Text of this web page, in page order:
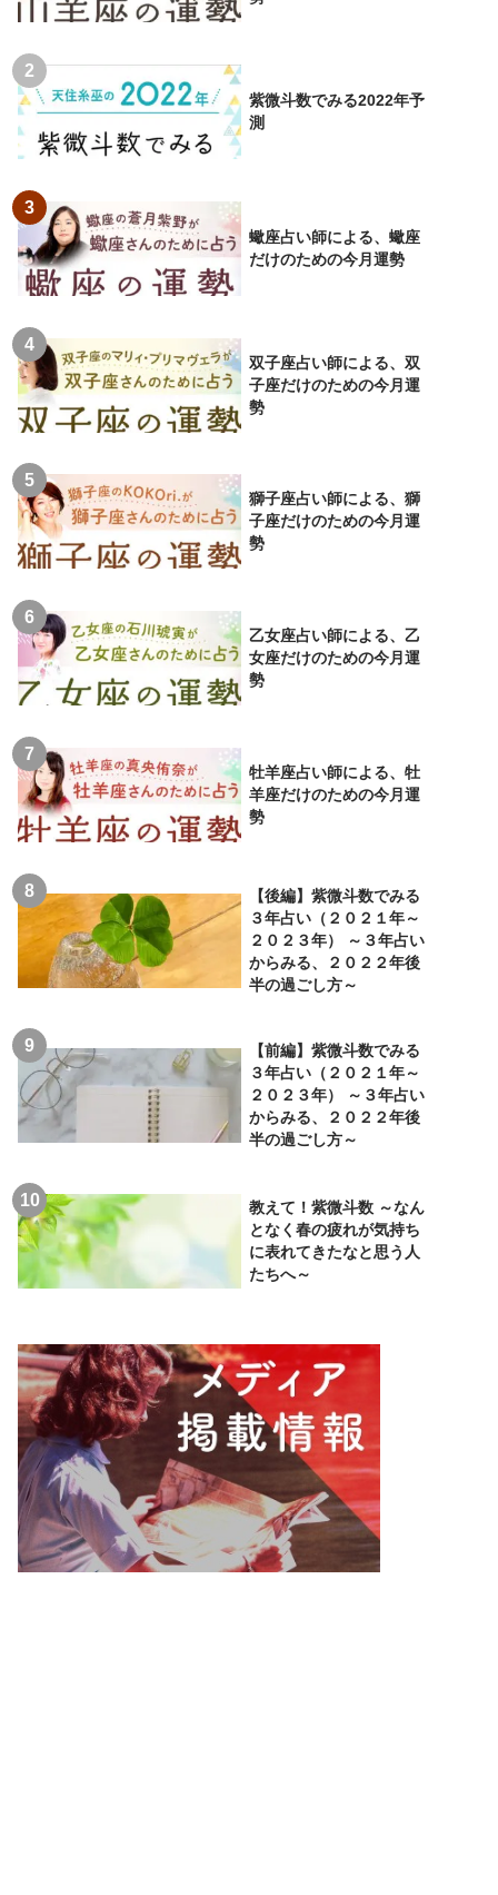
紫微斗数でみる2022年予
測
蠍座占い師による、蠍座
だけのための今月運勢
双子座占い師による、双
子座だけのための今月運
勢
獅子座占い師による、獅
子座だけのための今月運
勢
乙女座占い師による、乙
女座だけのための今月運
勢
牡羊座占い師による、牡
羊座だけのための今月運
勢
【後編】紫微斗数でみる
３年占い（２０２１年～
２０２３年） ～３年占い
からみる、２０２２年後
半の過ごし方～
【前編】紫微斗数でみる
３年占い（２０２１年～
２０２３年） ～３年占い
からみる、２０２２年後
半の過ごし方～
教えて！紫微斗数 ～なん
となく春の疲れが気持ち
に表れてきたなと思う人
たちへ～